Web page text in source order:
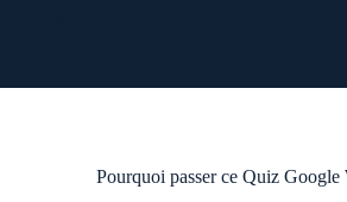
Pourquoi passer ce Quiz Google